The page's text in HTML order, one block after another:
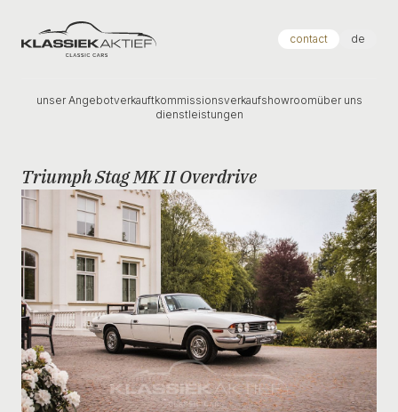
Klassiek Aktief contact de
unser Angebotverkauftkommissionsverkaufshowroomüber uns
dienstleistungen
Triumph Stag MK II Overdrive